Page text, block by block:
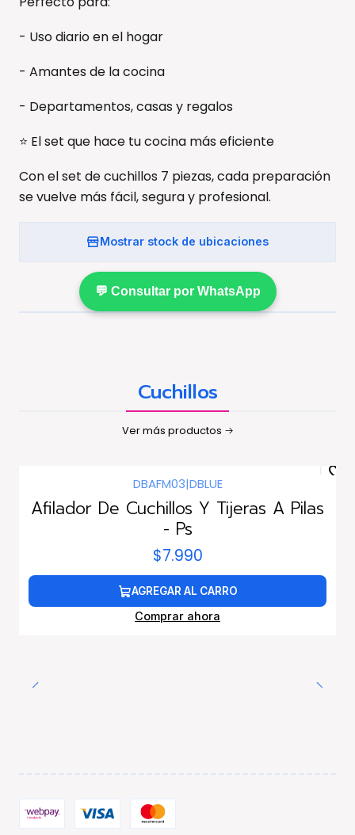
- Uso diario en el hogar
- Amantes de la cocina
- Departamentos, casas y regalos
⭐ El set que hace tu cocina más eficiente
Con el set de cuchillos 7 piezas, cada preparación
se vuelve más fácil, segura y profesional.
Mostrar stock de ubicaciones
💬 Consultar por WhatsApp
Cuchillos
Ver más productos
DBAFM03|DBLUE
Afilador De Cuchillos Y Tijeras A Pilas
- Ps
$7.990
AGREGAR AL CARRO
Comprar ahora